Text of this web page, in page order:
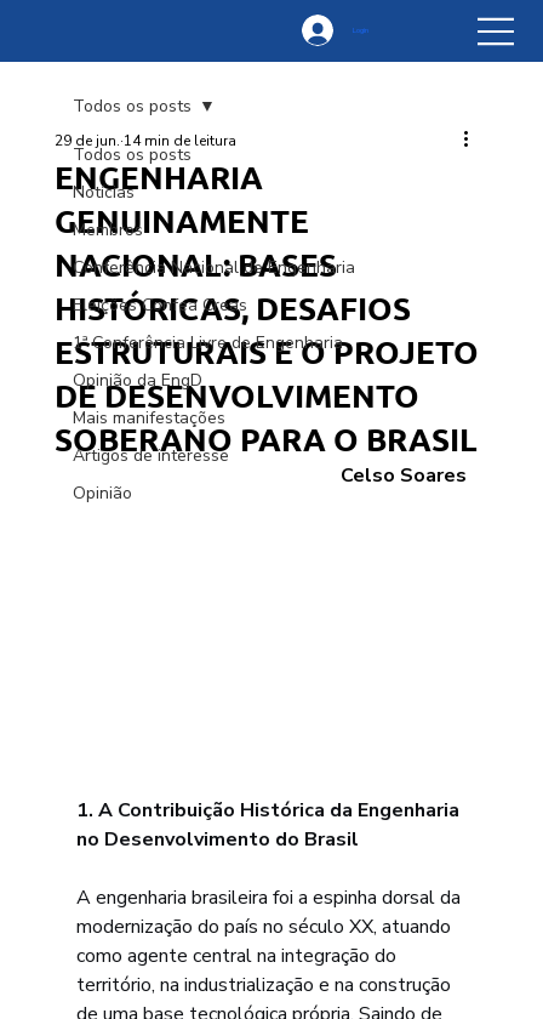
Login
Todos os posts
Notícias
Membros
Conferência Nacional de Engenharia
Eleições Confea Creas
1ª Conferência Livre de Engenharia
Opinião da EngD
Mais manifestações
Artigos de interesse
Opinião
Todos os posts
ENGENHARIA
GENUINAMENTE
NACIONAL: BASES
HISTÓRICAS, DESAFIOS
ESTRUTURAIS E O PROJETO
DE DESENVOLVIMENTO
SOBERANO PARA O BRASIL
29 de jun. 14 min de leitura
Celso Soares
1. A Contribuição Histórica da Engenharia
no Desenvolvimento do Brasil
A engenharia brasileira foi a espinha dorsal da
modernização do país no século XX, atuando
como agente central na integração do
território, na industrialização e na construção